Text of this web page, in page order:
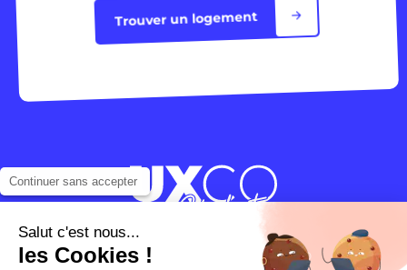
Trouver un logement
Ton avenir commence ici
Continuer sans accepter
Salut c'est nous...
les Cookies !